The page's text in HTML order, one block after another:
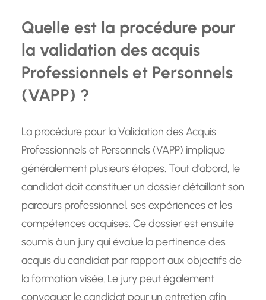
Quelle est la procédure pour
la validation des acquis
Professionnels et Personnels
(VAPP) ?
La procédure pour la Validation des Acquis
Professionnels et Personnels (VAPP) implique
généralement plusieurs étapes. Tout d’abord, le
candidat doit constituer un dossier détaillant son
parcours professionnel, ses expériences et les
compétences acquises. Ce dossier est ensuite
soumis à un jury qui évalue la pertinence des
acquis du candidat par rapport aux objectifs de
la formation visée. Le jury peut également
convoquer le candidat pour un entretien afin